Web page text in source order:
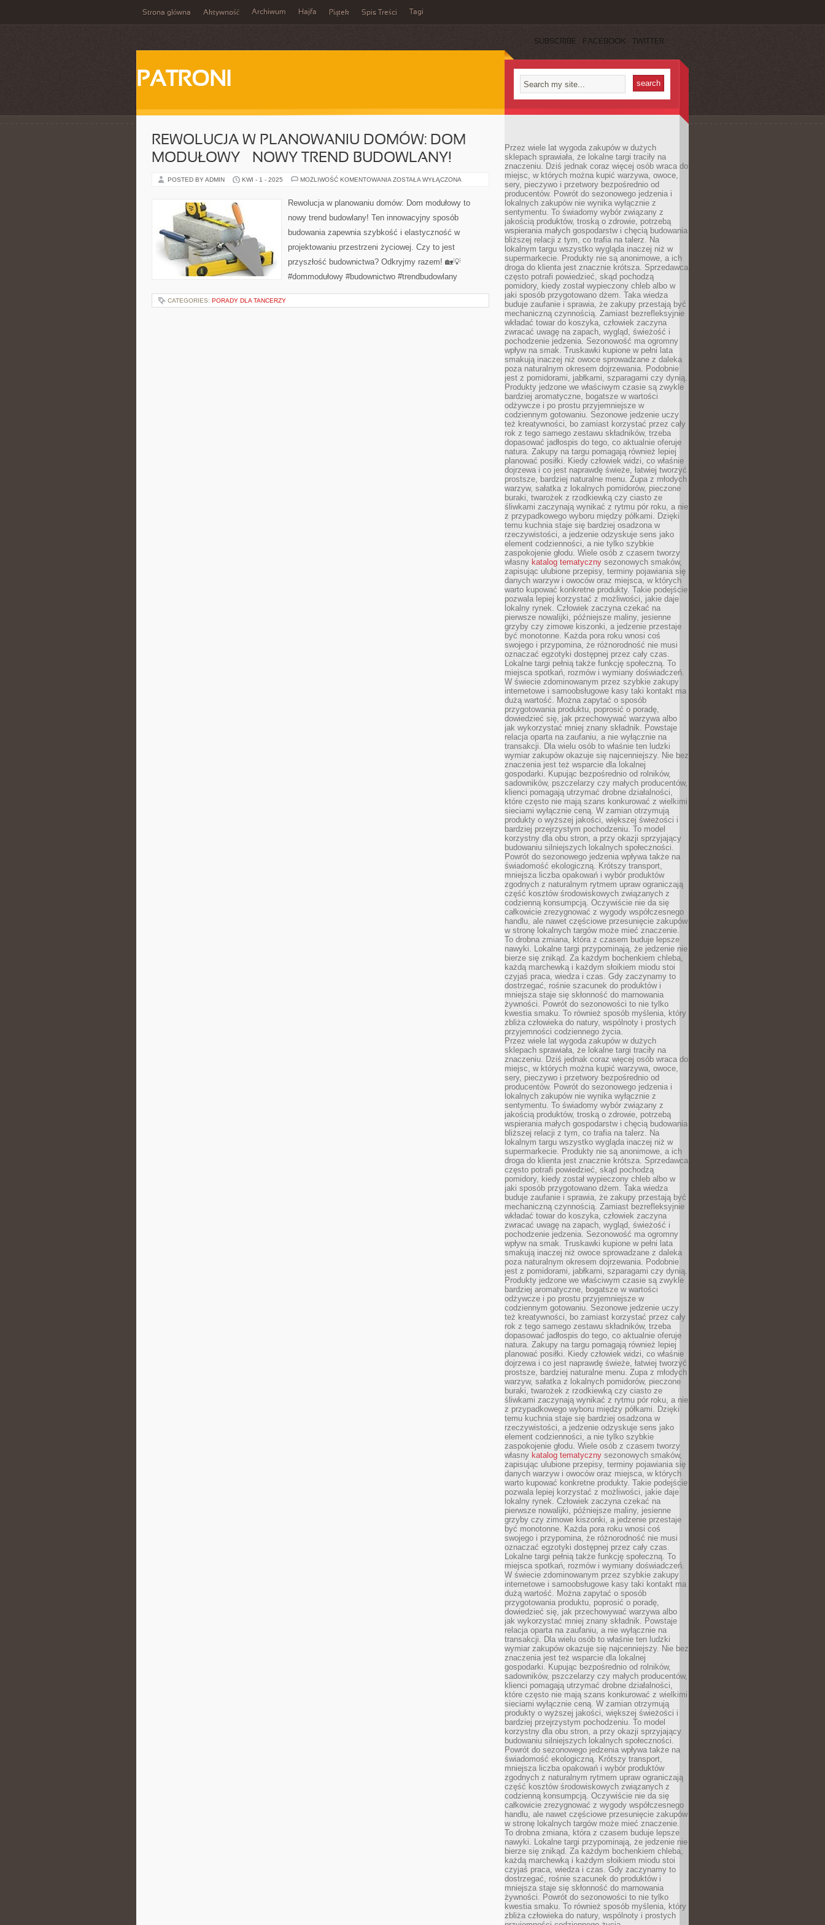
Strona główna Aktywność Archiwum Hajfa Piątek Spis Treści Tagi
SUBSCRIBE FACEBOOK TWITTER
PATRONI
REWOLUCJA W PLANOWANIU DOMÓW: DOM
MODUŁOWY – NOWY TREND BUDOWLANY!
POSTED BY ADMIN KWI - 1 - 2025 MOŻLIWOŚĆ KOMENTOWANIA REWOLUCJA
DOMÓW:
DOM
–
TREND
ZOSTAŁA WYŁĄCZONA
Rewolucja w planowaniu domów: Dom modułowy to
nowy trend budowlany! Ten innowacyjny sposób
budowania zapewnia szybkość i elastyczność w
projektowaniu przestrzeni życiowej. Czy to jest
przyszłość budownictwa? Odkryjmy razem! 🏡💡
#dommodułowy #budownictwo #trendbudowlany
CATEGORIES: PORADY DLA TANCERZY
Przez wiele lat wygoda zakupów w dużych
sklepach sprawiała, że lokalne targi traciły na
znaczeniu. Dziś jednak coraz więcej osób wraca do
miejsc, w których można kupić warzywa, owoce,
sery, pieczywo i przetwory bezpośrednio od
producentów. Powrót do sezonowego jedzenia i
lokalnych zakupów nie wynika wyłącznie z
sentymentu. To świadomy wybór związany z
jakością produktów, troską o zdrowie, potrzebą
wspierania małych gospodarstw i chęcią budowania
bliższej relacji z tym, co trafia na talerz. Na
lokalnym targu wszystko wygląda inaczej niż w
supermarkecie. Produkty nie są anonimowe, a ich
droga do klienta jest znacznie krótsza. Sprzedawca
często potrafi powiedzieć, skąd pochodzą
pomidory, kiedy został wypieczony chleb albo w
jaki sposób przygotowano dżem. Taka wiedza
buduje zaufanie i sprawia, że zakupy przestają być
mechaniczną czynnością. Zamiast bezrefleksyjnie
wkładać towar do koszyka, człowiek zaczyna
zwracać uwagę na zapach, wygląd, świeżość i
pochodzenie jedzenia. Sezonowość ma ogromny
wpływ na smak. Truskawki kupione w pełni lata
smakują inaczej niż owoce sprowadzane z daleka
poza naturalnym okresem dojrzewania. Podobnie
jest z pomidorami, jabłkami, szparagami czy dynią.
Produkty jedzone we właściwym czasie są zwykle
bardziej aromatyczne, bogatsze w wartości
odżywcze i po prostu przyjemniejsze w
codziennym gotowaniu. Sezonowe jedzenie uczy
też kreatywności, bo zamiast korzystać przez cały
rok z tego samego zestawu składników, trzeba
dopasować jadłospis do tego, co aktualnie oferuje
natura. Zakupy na targu pomagają również lepiej
planować posiłki. Kiedy człowiek widzi, co właśnie
dojrzewa i co jest naprawdę świeże, łatwiej tworzyć
prostsze, bardziej naturalne menu. Zupa z młodych
warzyw, sałatka z lokalnych pomidorów, pieczone
buraki, twarożek z rzodkiewką czy ciasto ze
śliwkami zaczynają wynikać z rytmu pór roku, a nie
z przypadkowego wyboru między półkami. Dzięki
temu kuchnia staje się bardziej osadzona w
rzeczywistości, a jedzenie odzyskuje sens jako
element codzienności, a nie tylko szybkie
zaspokojenie głodu. Wiele osób z czasem tworzy
własny katalog tematyczny sezonowych smaków,
zapisując ulubione przepisy, terminy pojawiania się
danych warzyw i owoców oraz miejsca, w których
warto kupować konkretne produkty. Takie podejście
pozwala lepiej korzystać z możliwości, jakie daje
lokalny rynek. Człowiek zaczyna czekać na
pierwsze nowalijki, późniejsze maliny, jesienne
grzyby czy zimowe kiszonki, a jedzenie przestaje
być monotonne. Każda pora roku wnosi coś
swojego i przypomina, że różnorodność nie musi
oznaczać egzotyki dostępnej przez cały czas.
Lokalne targi pełnią także funkcję społeczną. To
miejsca spotkań, rozmów i wymiany doświadczeń.
W świecie zdominowanym przez szybkie zakupy
internetowe i samoobsługowe kasy taki kontakt ma
dużą wartość. Można zapytać o sposób
przygotowania produktu, poprosić o poradę,
dowiedzieć się, jak przechowywać warzywa albo
jak wykorzystać mniej znany składnik. Powstaje
relacja oparta na zaufaniu, a nie wyłącznie na
transakcji. Dla wielu osób to właśnie ten ludzki
wymiar zakupów okazuje się najcenniejszy. Nie bez
znaczenia jest też wsparcie dla lokalnej
gospodarki. Kupując bezpośrednio od rolników,
sadowników, pszczelarzy czy małych producentów,
klienci pomagają utrzymać drobne działalności,
które często nie mają szans konkurować z wielkimi
sieciami wyłącznie ceną. W zamian otrzymują
produkty o wyższej jakości, większej świeżości i
bardziej przejrzystym pochodzeniu. To model
korzystny dla obu stron, a przy okazji sprzyjający
budowaniu silniejszych lokalnych społeczności.
Powrót do sezonowego jedzenia wpływa także na
świadomość ekologiczną. Krótszy transport,
mniejsza liczba opakowań i wybór produktów
zgodnych z naturalnym rytmem upraw ograniczają
część kosztów środowiskowych związanych z
codzienną konsumpcją. Oczywiście nie da się
całkowicie zrezygnować z wygody współczesnego
handlu, ale nawet częściowe przesunięcie zakupów
w stronę lokalnych targów może mieć znaczenie.
To drobna zmiana, która z czasem buduje lepsze
nawyki. Lokalne targi przypominają, że jedzenie nie
bierze się znikąd. Za każdym bochenkiem chleba,
każdą marchewką i każdym słoikiem miodu stoi
czyjaś praca, wiedza i czas. Gdy zaczynamy to
dostrzegać, rośnie szacunek do produktów i
mniejsza staje się skłonność do marnowania
żywności. Powrót do sezonowości to nie tylko
kwestia smaku. To również sposób myślenia, który
zbliża człowieka do natury, wspólnoty i prostych
przyjemności codziennego życia.
Przez wiele lat wygoda zakupów w dużych
sklepach sprawiała, że lokalne targi traciły na
znaczeniu. Dziś jednak coraz więcej osób wraca do
miejsc, w których można kupić warzywa, owoce,
sery, pieczywo i przetwory bezpośrednio od
producentów. Powrót do sezonowego jedzenia i
lokalnych zakupów nie wynika wyłącznie z
sentymentu. To świadomy wybór związany z
jakością produktów, troską o zdrowie, potrzebą
wspierania małych gospodarstw i chęcią budowania
bliższej relacji z tym, co trafia na talerz. Na
lokalnym targu wszystko wygląda inaczej niż w
supermarkecie. Produkty nie są anonimowe, a ich
droga do klienta jest znacznie krótsza. Sprzedawca
często potrafi powiedzieć, skąd pochodzą
pomidory, kiedy został wypieczony chleb albo w
jaki sposób przygotowano dżem. Taka wiedza
buduje zaufanie i sprawia, że zakupy przestają być
mechaniczną czynnością. Zamiast bezrefleksyjnie
wkładać towar do koszyka, człowiek zaczyna
zwracać uwagę na zapach, wygląd, świeżość i
pochodzenie jedzenia. Sezonowość ma ogromny
wpływ na smak. Truskawki kupione w pełni lata
smakują inaczej niż owoce sprowadzane z daleka
poza naturalnym okresem dojrzewania. Podobnie
jest z pomidorami, jabłkami, szparagami czy dynią.
Produkty jedzone we właściwym czasie są zwykle
bardziej aromatyczne, bogatsze w wartości
odżywcze i po prostu przyjemniejsze w
codziennym gotowaniu. Sezonowe jedzenie uczy
też kreatywności, bo zamiast korzystać przez cały
rok z tego samego zestawu składników, trzeba
dopasować jadłospis do tego, co aktualnie oferuje
natura. Zakupy na targu pomagają również lepiej
planować posiłki. Kiedy człowiek widzi, co właśnie
dojrzewa i co jest naprawdę świeże, łatwiej tworzyć
prostsze, bardziej naturalne menu. Zupa z młodych
warzyw, sałatka z lokalnych pomidorów, pieczone
buraki, twarożek z rzodkiewką czy ciasto ze
śliwkami zaczynają wynikać z rytmu pór roku, a nie
z przypadkowego wyboru między półkami. Dzięki
temu kuchnia staje się bardziej osadzona w
rzeczywistości, a jedzenie odzyskuje sens jako
element codzienności, a nie tylko szybkie
zaspokojenie głodu. Wiele osób z czasem tworzy
własny katalog tematyczny sezonowych smaków,
zapisując ulubione przepisy, terminy pojawiania się
danych warzyw i owoców oraz miejsca, w których
warto kupować konkretne produkty. Takie podejście
pozwala lepiej korzystać z możliwości, jakie daje
lokalny rynek. Człowiek zaczyna czekać na
pierwsze nowalijki, późniejsze maliny, jesienne
grzyby czy zimowe kiszonki, a jedzenie przestaje
być monotonne. Każda pora roku wnosi coś
swojego i przypomina, że różnorodność nie musi
oznaczać egzotyki dostępnej przez cały czas.
Lokalne targi pełnią także funkcję społeczną. To
miejsca spotkań, rozmów i wymiany doświadczeń.
W świecie zdominowanym przez szybkie zakupy
internetowe i samoobsługowe kasy taki kontakt ma
dużą wartość. Można zapytać o sposób
przygotowania produktu, poprosić o poradę,
dowiedzieć się, jak przechowywać warzywa albo
jak wykorzystać mniej znany składnik. Powstaje
relacja oparta na zaufaniu, a nie wyłącznie na
transakcji. Dla wielu osób to właśnie ten ludzki
wymiar zakupów okazuje się najcenniejszy. Nie bez
znaczenia jest też wsparcie dla lokalnej
gospodarki. Kupując bezpośrednio od rolników,
sadowników, pszczelarzy czy małych producentów,
klienci pomagają utrzymać drobne działalności,
które często nie mają szans konkurować z wielkimi
sieciami wyłącznie ceną. W zamian otrzymują
produkty o wyższej jakości, większej świeżości i
bardziej przejrzystym pochodzeniu. To model
korzystny dla obu stron, a przy okazji sprzyjający
budowaniu silniejszych lokalnych społeczności.
Powrót do sezonowego jedzenia wpływa także na
świadomość ekologiczną. Krótszy transport,
mniejsza liczba opakowań i wybór produktów
zgodnych z naturalnym rytmem upraw ograniczają
część kosztów środowiskowych związanych z
codzienną konsumpcją. Oczywiście nie da się
całkowicie zrezygnować z wygody współczesnego
handlu, ale nawet częściowe przesunięcie zakupów
w stronę lokalnych targów może mieć znaczenie.
To drobna zmiana, która z czasem buduje lepsze
nawyki. Lokalne targi przypominają, że jedzenie nie
bierze się znikąd. Za każdym bochenkiem chleba,
każdą marchewką i każdym słoikiem miodu stoi
czyjaś praca, wiedza i czas. Gdy zaczynamy to
dostrzegać, rośnie szacunek do produktów i
mniejsza staje się skłonność do marnowania
żywności. Powrót do sezonowości to nie tylko
kwestia smaku. To również sposób myślenia, który
zbliża człowieka do natury, wspólnoty i prostych